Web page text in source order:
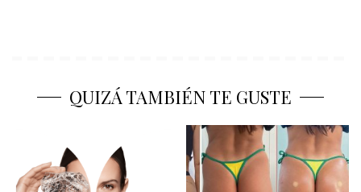
QUIZÁ TAMBIÉN TE GUSTE